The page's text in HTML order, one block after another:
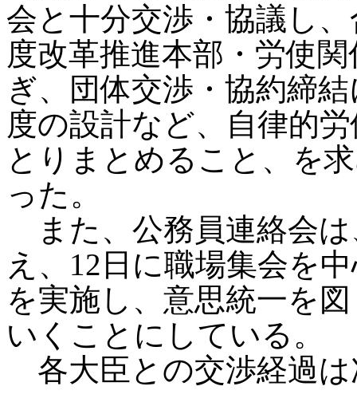
会と十分交渉・協議し
度改革推進本部・労使
ぎ、団体交渉・協約締
度の設計など、自律的
とりまとめること、を
った。
また、公務員連絡会は
え、12日に職場集会を
を実施し、意思統一を
いくことにしている。
各大臣との交渉経過